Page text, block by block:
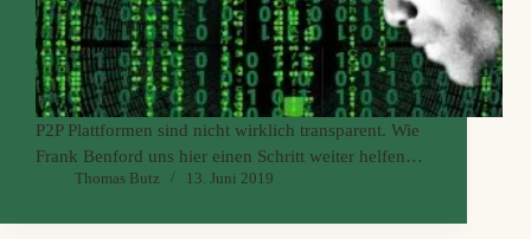
P2P Plattformen sind nicht wirklich transparent. Wie
Frank Benford uns hier einen Schritt weiter helfen
kann oder mit Hilfe der Mathematik gegen
Thomas Butz 13. Juni 2019